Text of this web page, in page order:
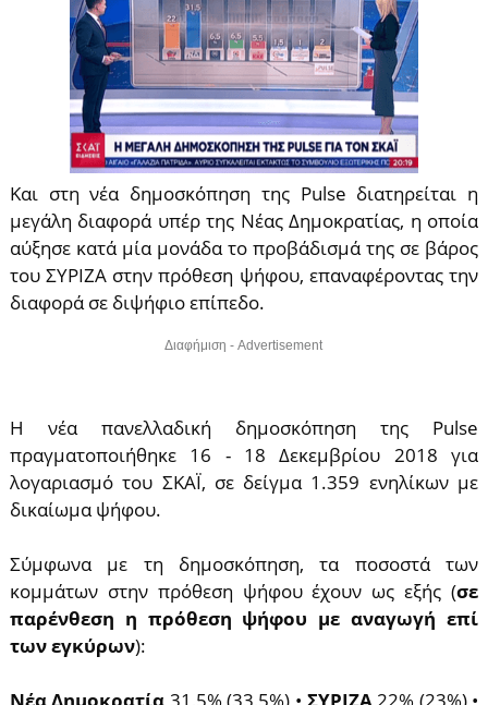
Και στη νέα δημοσκόπηση της Pulse διατηρείται η
μεγάλη διαφορά υπέρ της Νέας Δημοκρατίας, η οποία
αύξησε κατά μία μονάδα το προβάδισμά της σε βάρος
του ΣΥΡΙΖΑ στην πρόθεση ψήφου, επαναφέροντας την
διαφορά σε διψήφιο επίπεδο.
Διαφήμιση - Advertisement
Η νέα πανελλαδική δημοσκόπηση της Pulse
πραγματοποιήθηκε 16 - 18 Δεκεμβρίου 2018 για
λογαριασμό του ΣΚΑΪ, σε δείγμα 1.359 ενηλίκων με
δικαίωμα ψήφου.
Σύμφωνα με τη δημοσκόπηση, τα ποσοστά των
κομμάτων στην πρόθεση ψήφου έχουν ως εξής (σε
παρένθεση η πρόθεση ψήφου με αναγωγή επί
των εγκύρων):